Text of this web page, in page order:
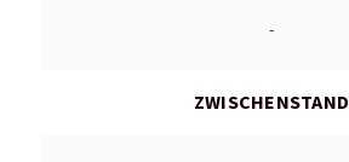
-
ZWISCHENSTAND